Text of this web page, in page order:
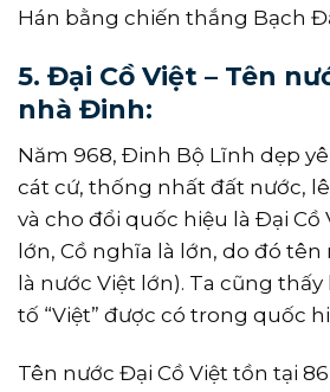
Hán bằng chiến thắng Bạch
5. Đại Cồ Việt – Tên
nhà Đinh:
Năm 968, Ðinh Bộ Lĩnh dẹp
cát cứ, thống nhất đất nước,
và cho đổi quốc hiệu là Ðại Cồ
lớn, Cồ nghĩa là lớn, do đó tên
là nước Việt lớn). Ta cũng
tố “Việt” được có trong quốc
Tên nước Đại Cồ Việt tồn tại